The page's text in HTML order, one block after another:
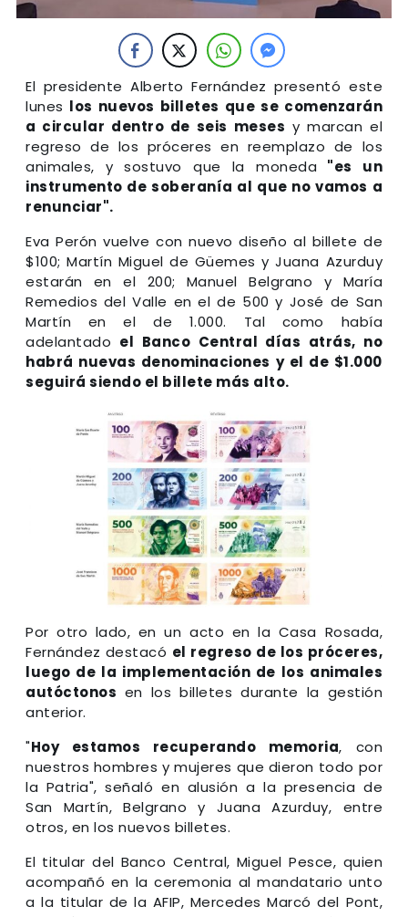
El presidente Alberto Fernández presentó este
lunes los nuevos billetes que se comenzarán
a circular dentro de seis meses y marcan el
regreso de los próceres en reemplazo de los
animales, y sostuvo que la moneda "es un
instrumento de soberanía al que no vamos a
renunciar".
Eva Perón vuelve con nuevo diseño al billete de
$100; Martín Miguel de Güemes y Juana Azurduy
estarán en el 200; Manuel Belgrano y María
Remedios del Valle en el de 500 y José de San
Martín en el de 1.000. Tal como había
adelantado el Banco Central días atrás, no
habrá nuevas denominaciones y el de $1.000
seguirá siendo el billete más alto.
Por otro lado, en un acto en la Casa Rosada,
Fernández destacó el regreso de los próceres,
luego de la implementación de los animales
autóctonos en los billetes durante la gestión
anterior.
"Hoy estamos recuperando memoria, con
nuestros hombres y mujeres que dieron todo por
la Patria", señaló en alusión a la presencia de
San Martín, Belgrano y Juana Azurduy, entre
otros, en los nuevos billetes.
El titular del Banco Central, Miguel Pesce, quien
acompañó en la ceremonia al mandatario unto
a la titular de la AFIP, Mercedes Marcó del Pont,